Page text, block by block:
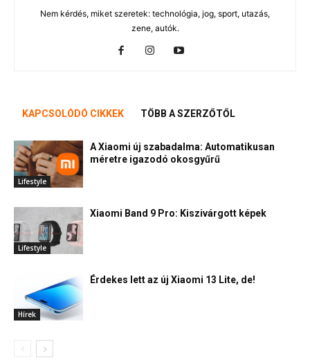
Nem kérdés, miket szeretek: technológia, jog, sport, utazás,
zene, autók.
KAPCSOLÓDÓ CIKKEK TÖBB A SZERZŐTŐL
Lifestyle
A Xiaomi új szabadalma: Automatikusan
méretre igazodó okosgyűrű
Lifestyle
Xiaomi Band 9 Pro: Kiszivárgott képek
Hírek
Érdekes lett az új Xiaomi 13 Lite, de!